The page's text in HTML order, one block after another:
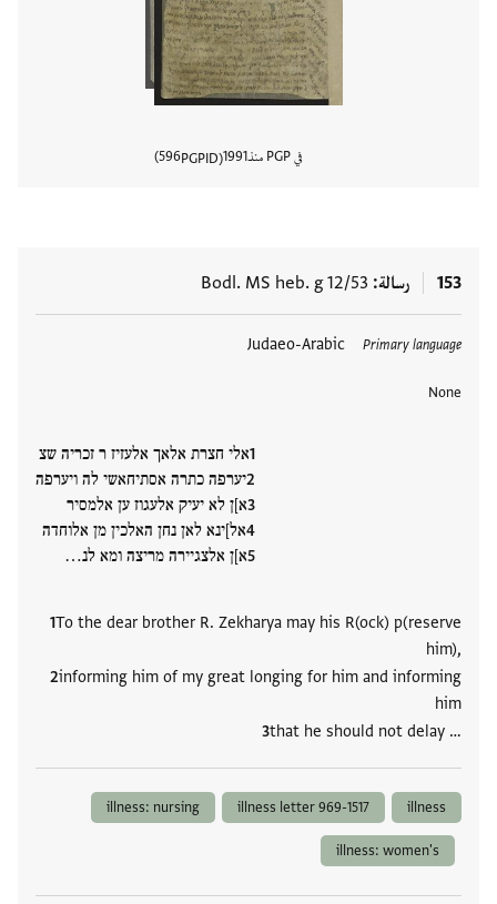
في PGP منذ 1991
PGPID
596
153 رسالة Bodl. MS heb. g 12/53
Primary language
Judaeo-Arabic
None
אלי חצרת אלאך אלעזיז ר זכריה שצ
יערפה כתרה אסתיחאשי לה ויערפה
א]ן לא יעיק אלעגוז ען אלמסיר
אל]ינא לאן נחן האלכין מן אלוחדה
א]ן אלצגיירה מריצה ומא לנ…
To the dear brother R. Zekharya may his R(ock) p(reserve
him),
informing him of my great longing for him and informing
him
that he should not delay …
العلامات
illness
illness letter 969-1517
illness: nursing
illness: women's